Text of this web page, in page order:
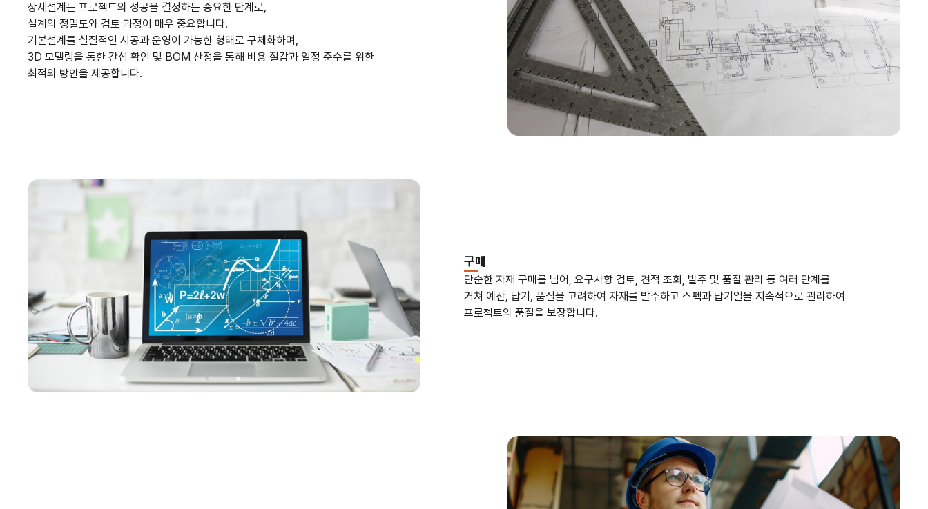
상세설계는 프로젝트의 성공을 결정하는 중요한 단계로,
설계의 정밀도와 검토 과정이 매우 중요합니다.
기본설계를 실질적인 시공과 운영이 가능한 형태로 구체화하며,
3D 모델링을 통한 간섭 확인 및 BOM 산정을 통해 비용 절감과 일정 준수를 위한
최적의 방안을 제공합니다.
구매
단순한 자재 구매를 넘어, 요구사항 검토, 견적 조회, 발주 및 품질 관리 등 여러 단계를
거쳐 예산, 납기, 품질을 고려하여 자재를 발주하고 스펙과 납기일을 지속적으로 관리하여
프로젝트의 품질을 보장합니다.